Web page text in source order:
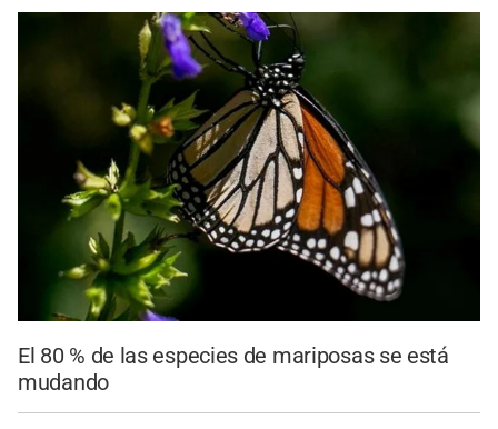
El 80 % de las especies de mariposas se está
mudando